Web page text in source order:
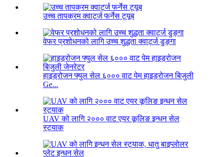
उच्च तापक्रम क्वार्ट्ज फर्नेस ट्यूब
वेफर प्रशोधनको लागि उच्च शुद्धता क्वार्ट्ज डुङ्गा
हाइड्रोजन फ्युल सेल ६००० वाट पेम हाइड्रोजन बिजुली
Ge...
UAV को लागि २००० वाट एयर कूलिङ इन्धन सेल
स्ट्याक